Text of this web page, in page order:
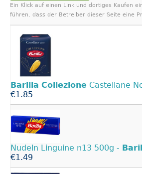
Ein Klick auf einen Link und dortiges Kaufen
führen, dass der Betreiber dieser Seite eine
Barilla Collezione Castellane
€1.85
Nudeln Linguine n13 500g -
€1.49